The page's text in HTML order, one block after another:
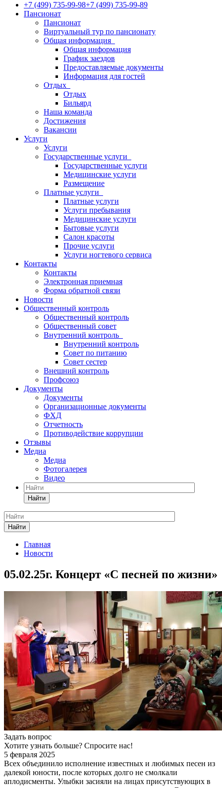
+7 (499) 735-99-98+7 (499) 735-99-89
Пансионат
Пансионат
Виртуальный тур по пансионату
Общая информация
Общая информация
График заездов
Предоставляемые документы
Информация для гостей
Отдых
Отдых
Бильярд
Наша команда
Достижения
Вакансии
Услуги
Услуги
Государственные услуги
Государственные услуги
Медицинские услуги
Размещение
Платные услуги
Платные услуги
Услуги пребывания
Медицинские услуги
Бытовые услуги
Салон красоты
Прочие услуги
Услуги ногтевого сервиса
Контакты
Контакты
Электронная приемная
Форма обратной связи
Новости
Общественный контроль
Общественный контроль
Общественный совет
Внутренний контроль
Внутренний контроль
Совет по питанию
Совет сестер
Внешний контроль
Профсоюз
Документы
Документы
Организационные документы
ФХД
Отчетность
Противодействие коррупции
Отзывы
Медиа
Медиа
Фотогалерея
Видео
Найти
Найти
Главная
Новости
05.02.25г. Концерт «С песней по жизни»
Задать вопрос
Хотите узнать больше? Спросите нас!
5 февраля 2025
Всех объединило исполнение известных и любимых песен из
далекой юности, после которых долго не смолкали
аплодисменты. Улыбки засияли на лицах присутствующих в